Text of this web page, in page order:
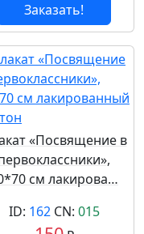
Заказать!
«Посвящение в
см лакирова…
ID: 162CN: 015